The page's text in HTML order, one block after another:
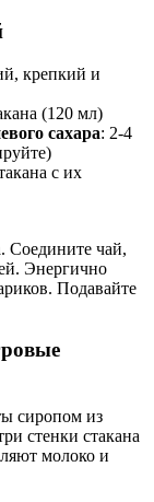
крепкий и
(120 мл)
сахара: 2-4
с их
Соедините чай,
Энергично
Подавайте
сиропом из
стенки стакана
молоко и